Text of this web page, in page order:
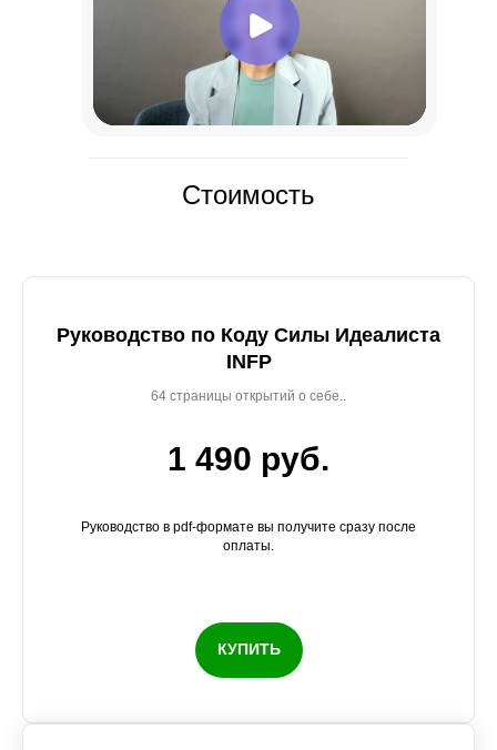
Стоимость
Руководство по Коду Силы Идеалиста
INFP
64 страницы открытий о себе..
1 490 руб.
Руководство в pdf-формате вы получите сразу после
оплаты.
КУПИТЬ